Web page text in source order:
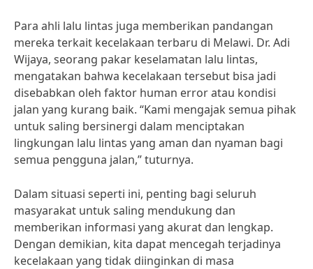
Para ahli lalu lintas juga memberikan pandangan
mereka terkait kecelakaan terbaru di Melawi. Dr. Adi
Wijaya, seorang pakar keselamatan lalu lintas,
mengatakan bahwa kecelakaan tersebut bisa jadi
disebabkan oleh faktor human error atau kondisi
jalan yang kurang baik. “Kami mengajak semua pihak
untuk saling bersinergi dalam menciptakan
lingkungan lalu lintas yang aman dan nyaman bagi
semua pengguna jalan,” tuturnya.
Dalam situasi seperti ini, penting bagi seluruh
masyarakat untuk saling mendukung dan
memberikan informasi yang akurat dan lengkap.
Dengan demikian, kita dapat mencegah terjadinya
kecelakaan yang tidak diinginkan di masa